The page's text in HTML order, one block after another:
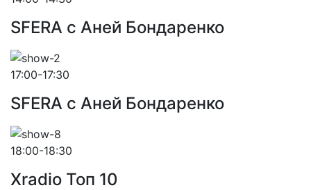
SFERA с Аней Бондаренко
17:00-17:30
SFERA с Аней Бондаренко
18:00-18:30
Xradio Топ 10